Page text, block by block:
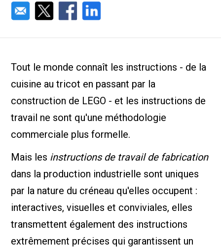
Tout le monde connaît les instructions - de la
cuisine au tricot en passant par la
construction de LEGO - et les instructions de
travail ne sont qu'une méthodologie
commerciale plus formelle.
Mais les instructions de travail de fabrication
dans la production industrielle sont uniques
par la nature du créneau qu'elles occupent :
interactives, visuelles et conviviales, elles
transmettent également des instructions
extrêmement précises qui garantissent un